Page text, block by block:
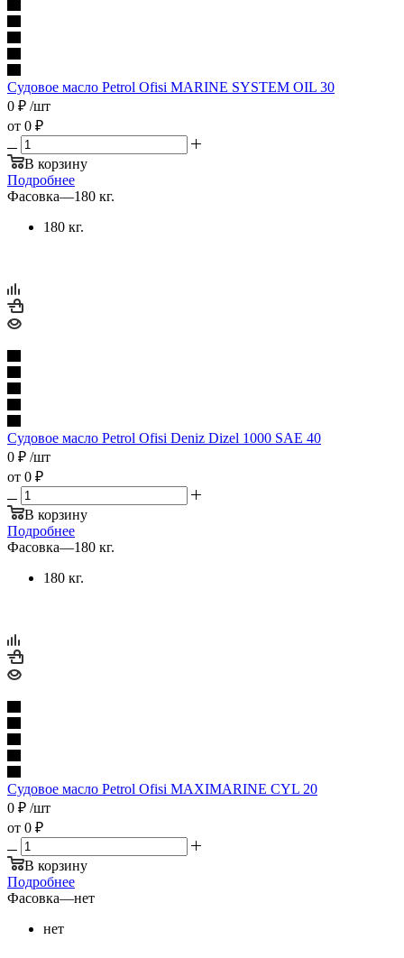
Судовое масло Petrol Ofisi MARINE SYSTEM OIL 30
0 ₽ /шт
от 0 ₽
В корзину
Подробнее
Фасовка—180 кг.
180 кг.
Судовое масло Petrol Ofisi Deniz Dizel 1000 SAE 40
0 ₽ /шт
от 0 ₽
В корзину
Подробнее
Фасовка—180 кг.
180 кг.
Судовое масло Petrol Ofisi MAXIMARINE CYL 20
0 ₽ /шт
от 0 ₽
В корзину
Подробнее
Фасовка—нет
нет